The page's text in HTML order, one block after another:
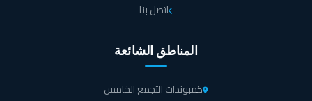
اتصل بنا
المناطق الشائعة
كمبوندات التجمع الخامس